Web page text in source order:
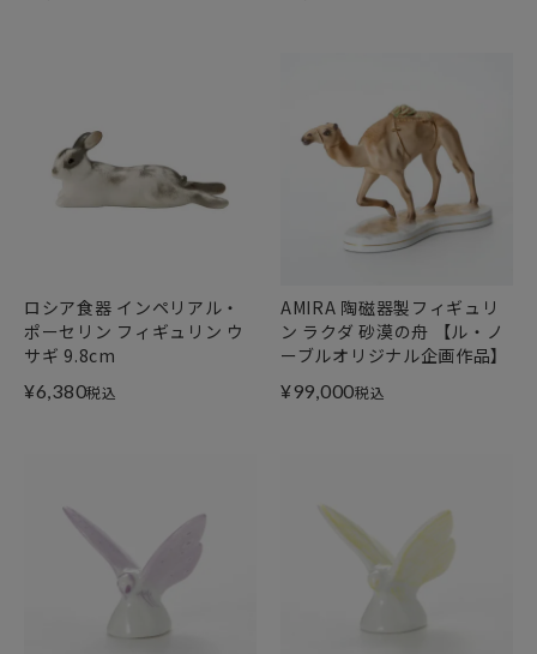
ロシア食器 インペリアル・
ポーセリン フィギュリン ウ
サギ 9.8cm
¥6,380税込
AMIRA 陶磁器製フィギュリ
ン ラクダ 砂漠の舟 【ル・ノ
ーブルオリジナル企画作品】
¥99,000税込